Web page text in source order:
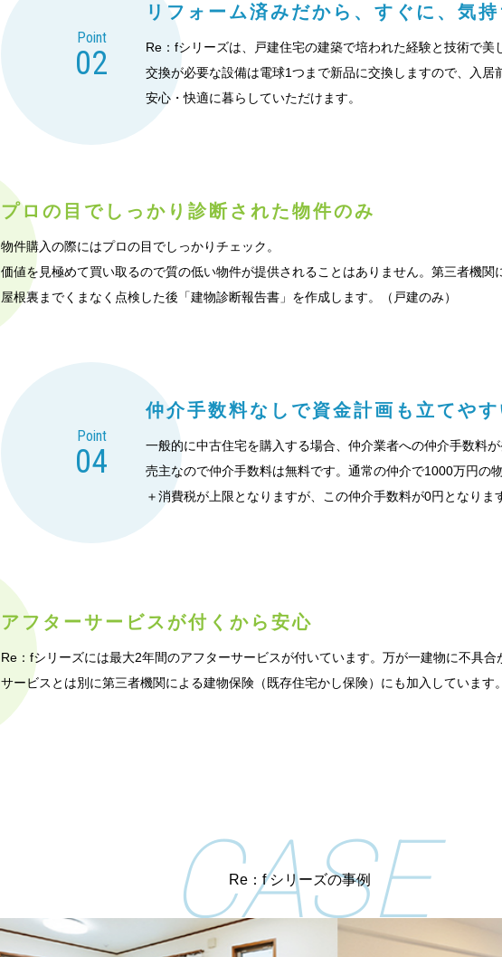
Point
02
リフォーム済みだから、 すぐに、気
Re：fシリーズは、戸建住宅の建築で培われた経験と技術で美
交換が必要な設備は電球1つまで新品に交換しますので、入居
安心・快適に暮らしていただけます。
プロの目で しっかり診断された物件のみ
物件購入の際にはプロの目でしっかりチェック。
価値を見極めて買い取るので質の低い物件が提供されることはありません。第三者機関
屋根裏までくまなく点検した後「建物診断報告書」を作成します。（戸建のみ）
Point
04
仲介手数料なしで資金計画も立てやす
一般的に中古住宅を購入する場合、仲介業者への仲介手数料
売主なので仲介手数料は無料です。通常の仲介で1000万円の
＋消費税が上限となりますが、この仲介手数料が0円となりま
アフターサービス が付くから安心
Re：fシリーズには最大2年間のアフターサービスが付いています。万が一建物に不具
サービスとは別に第三者機関による建物保険（既存住宅かし保険）にも加入しています
CASE
Re：f シリーズの事例